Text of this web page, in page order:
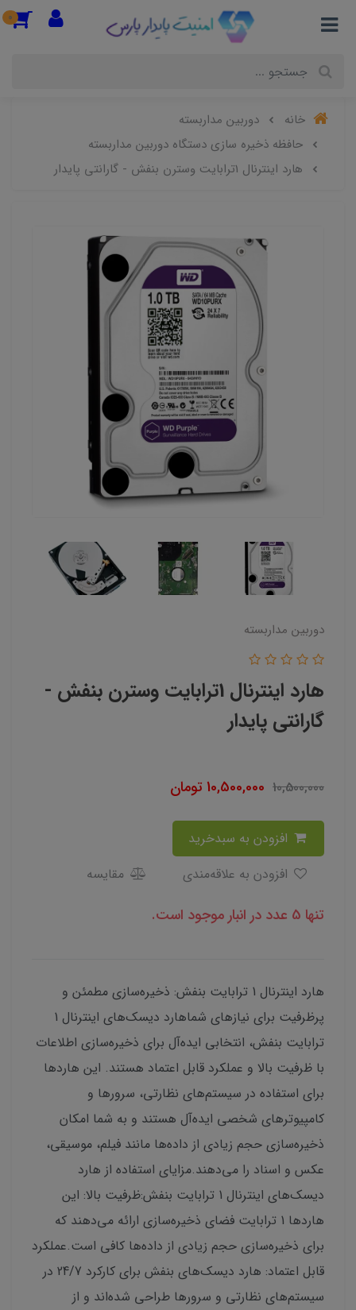
0
خانه
دوربین مداربسته
حافظه ذخیره سازی دستگاه دوربین مداربسته
هارد اینترنال 1ترابایت وسترن بنفش - گارانتی پایدار
دوربین مداربسته
هارد اینترنال 1ترابایت وسترن بنفش -
گارانتی پایدار
10,500,000
10,500,000 تومان
مقایسه
تنها 5 عدد در انبار موجود است.
هارد اینترنال 1 ترابایت بنفش: ذخیره‌سازی مطمئن و
پرظرفیت برای نیازهای شماهارد دیسک‌های اینترنال 1
ترابایت بنفش، انتخابی ایده‌آل برای ذخیره‌سازی اطلاعات
با ظرفیت بالا و عملکرد قابل اعتماد هستند. این هاردها
برای استفاده در سیستم‌های نظارتی، سرورها و
کامپیوترهای شخصی ایده‌آل هستند و به شما امکان
ذخیره‌سازی حجم زیادی از داده‌ها مانند فیلم، موسیقی،
عکس و اسناد را می‌دهند.مزایای استفاده از هارد
دیسک‌های اینترنال 1 ترابایت بنفش:ظرفیت بالا: این
هاردها 1 ترابایت فضای ذخیره‌سازی ارائه می‌دهند که
برای ذخیره‌سازی حجم زیادی از داده‌ها کافی است.عملکرد
قابل اعتماد: هارد دیسک‌های بنفش برای کارکرد 24/7 در
سیستم‌های نظارتی و سرورها طراحی شده‌اند و از